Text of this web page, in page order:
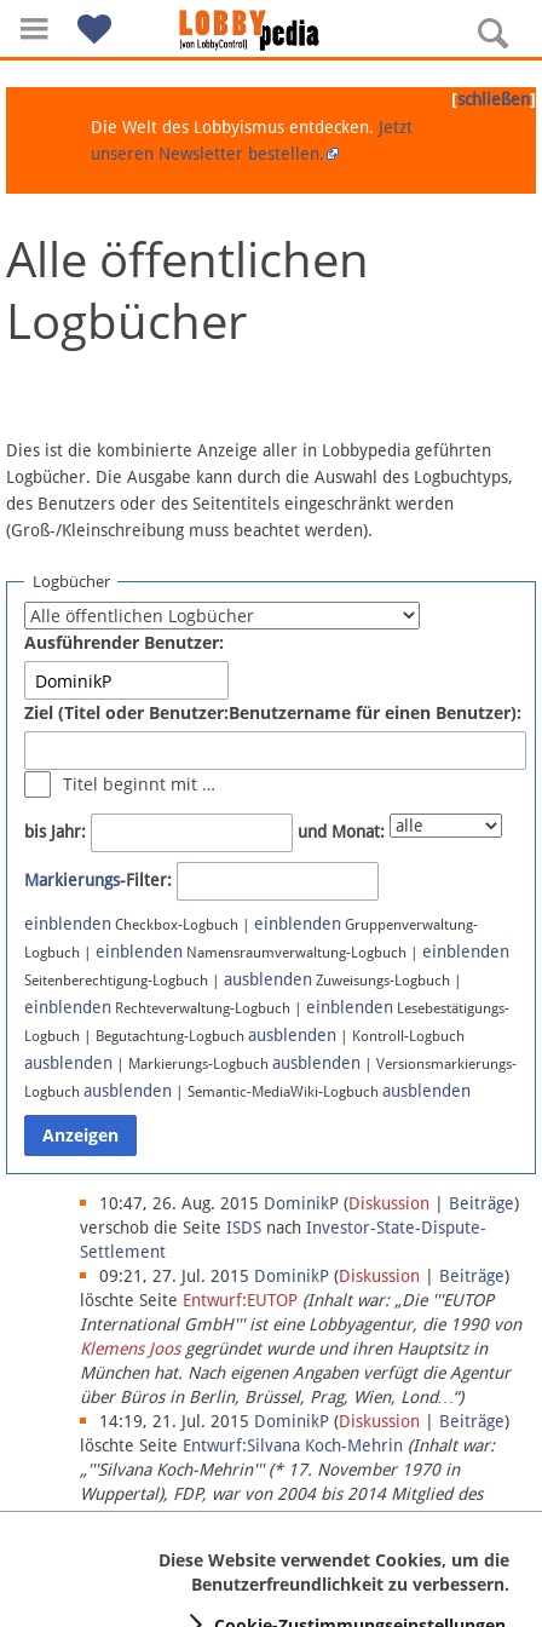
Navigation
Über Lobbypedia
Artikel nach Kategorien
FAQ
Fördermitglied werden
Fehler melden
Newsletter
Bluesky
Facebook
Instagram
Anmelden
Datenschutz
Über Lobbypedia
Impressum
[schließen]
Die Welt des Lobbyismus entdecken. Jetzt
unseren Newsletter bestellen.
Alle öffentlichen
Logbücher
Dies ist die kombinierte Anzeige aller in Lobbypedia geführten
Logbücher. Die Ausgabe kann durch die Auswahl des Logbuchtyps,
des Benutzers oder des Seitentitels eingeschränkt werden
(Groß-/Kleinschreibung muss beachtet werden).
Logbücher
Ausführender Benutzer:
Ziel (Titel oder Benutzer:Benutzername für einen Benutzer):
Titel beginnt mit …
bis Jahr: und Monat:
Markierungs-Filter:
einblenden Checkbox-Logbuch | einblenden Gruppenverwaltung-
Logbuch | einblenden Namensraumverwaltung-Logbuch | einblenden
Seitenberechtigung-Logbuch | ausblenden Zuweisungs-Logbuch |
einblenden Rechteverwaltung-Logbuch | einblenden Lesebestätigungs-
Logbuch | Begutachtung-Logbuch ausblenden | Kontroll-Logbuch
ausblenden | Markierungs-Logbuch ausblenden | Versionsmarkierungs-
Logbuch ausblenden | Semantic-MediaWiki-Logbuch ausblenden
10:47, 26. Aug. 2015 DominikP (Diskussion Beiträge)
verschob die Seite ISDS nach Investor-State-Dispute-
Settlement
09:21, 27. Jul. 2015 DominikP (Diskussion Beiträge)
löschte Seite Entwurf:EUTOP (Inhalt war: „Die '''EUTOP
International GmbH''' ist eine Lobbyagentur, die 1990 von
Klemens Joosgegründet wurde und ihren Hauptsitz in
München hat. Nach eigenen Angaben verfügt die Agentur
über Büros in Berlin, Brüssel, Prag, Wien, Lond…“)
14:19, 21. Jul. 2015 DominikP (Diskussion Beiträge)
löschte Seite Entwurf:Silvana Koch-Mehrin (Inhalt war:
„'''Silvana Koch-Mehrin''' (* 17. November 1970 in
Wuppertal), FDP, war von 2004 bis 2014 Mitglied des
Europäischen Parlaments, seit November 2014 ist sie für
Diese Website verwendet Cookies, um die
Benutzerfreundlichkeit zu verbessern.